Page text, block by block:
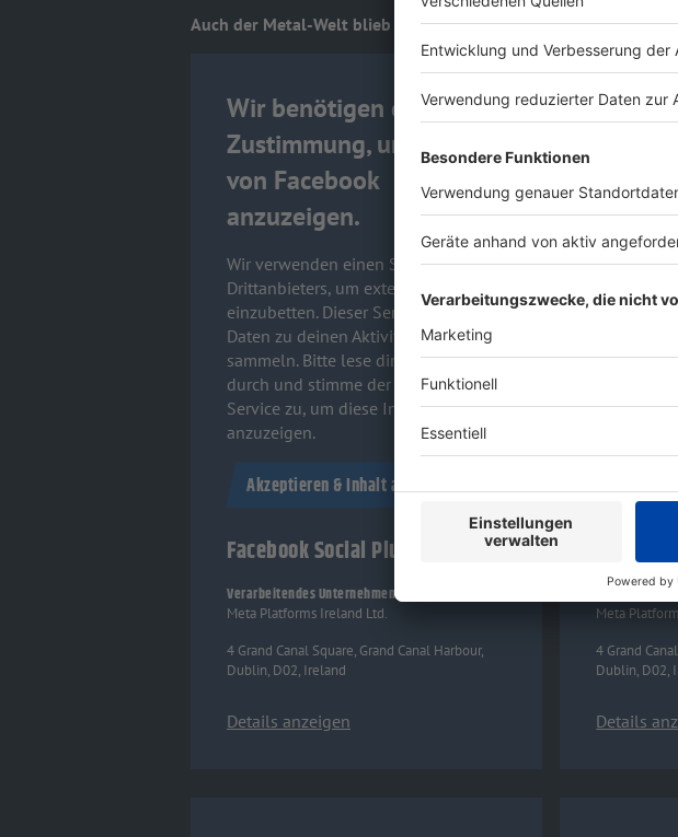
Auch der Metal-Welt blieb nichts anderes übrig, als zu
Wir benötigen deine
Zustimmung, um Inhalte
von Facebook
anzuzeigen.
Wir verwenden einen Service eines
Drittanbieters, um externe Inhalte
einzubetten. Dieser Service kann
Daten zu deinen Aktivitäten
sammeln. Bitte lese dir die Details
durch und stimme der Nutzung des
Service zu, um diese Inhalte
anzuzeigen.
Akzeptieren & Inhalt anzeigen
Facebook Social Plugins
Verarbeitendes Unternehmen
Meta Platforms Ireland Ltd.
4 Grand Canal Square, Grand Canal Harbour,
Dublin, D02, Ireland
Details anzeigen
Wir
von
Wir
sammeln.
Service
Meta
4 Grand
Dublin, D02,
Details